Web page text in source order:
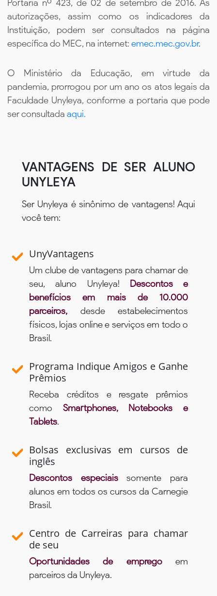
Portaria nº 423, de 02 de setembro de 2016. As
autorizações, assim como os indicadores da
Instituição, podem ser consultados na página
específica do MEC, na internet: emec.mec.gov.br.
O Ministério da Educação, em virtude da
pandemia, prorrogou por um ano os atos legais da
Faculdade Unyleya, conforme a portaria que pode
ser consultada aqui.
VANTAGENS DE SER ALUNO
UNYLEYA
Ser Unyleya é sinônimo de vantagens! Aqui
você tem:
UnyVantagens
Um clube de vantagens para chamar de
seu, aluno Unyleya! Descontos e
benefícios em mais de 10.000
parceiros, desde estabelecimentos
físicos, lojas online e serviços em todo o
Brasil.
Programa Indique Amigos e Ganhe
Prêmios
Receba créditos e resgate prêmios
como Smartphones, Notebooks e
Tablets.
Bolsas exclusivas em cursos de
inglês
Descontos especiaissomente para
alunos em todos os cursos da Carnegie
Brasil.
Centro de Carreiras para chamar
de seu
Oportunidades de empregoem
parceiros da Unyleya.